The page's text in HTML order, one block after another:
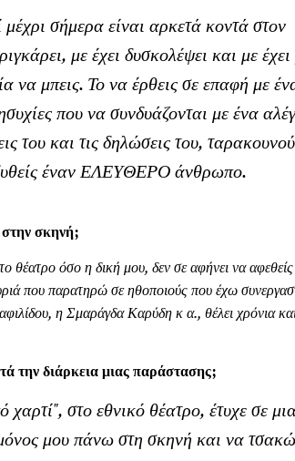
σήμερα είναι αρκετά κοντά στον
με έχει δυσκολέψει και με έχει
μπεις. Το να έρθεις σε επαφή με
που να συνδυάζονται με ένα
του και τις δηλώσεις του,
έναν ΕΛΕΥΘΕΡΟ άνθρωπο.
σκηνή;
όσο η δική μου, δεν σε αφήνει να
που παρατηρώ σε ηθοποιούς που έχω
η Σμαράγδα Καρύδη κ α., θέλει χρόνια και
την διάρκεια μιας παράστασης;
στο εθνικό θέατρο, έτυχε σε
μου πάνω στη σκηνή και να